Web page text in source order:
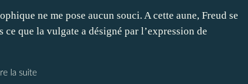
ne me pose aucun souci. A cette aune, Freud se
que la vulgate a désigné par l’expression de
la suite